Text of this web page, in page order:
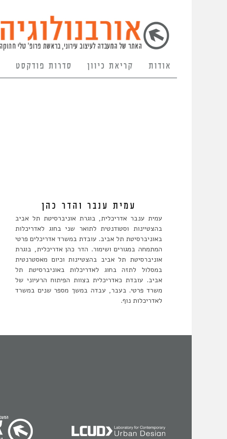
אודות קריאת כיוון סדרות פודקסט
עמית ענבר והדר כהן
עמית ענבר אדריכלית, בוגרת אוניברסיטת תל אביב
בהצטיינות וסטודנטית לתואר שני בחוג לאדריכלות
באוניברסיטת תל אביב. עובדת במשרד אדריכלים פרטי
המתמחה במגורים ושימור. הדר כהן אדריכלית, בוגרת
אוניברסיטת תל אביב בהצטיינות וכיום מאסטרנטית
במסלול לתזה בחוג לאדריכלות באוניברסיטת תל
אביב. עובדת כאדריכלית בצוות הפיתוח הרעיוני של
משרד פרטי. בעבר, עבדה במשך מספר שנים במשרד
לאדריכלות נוף.